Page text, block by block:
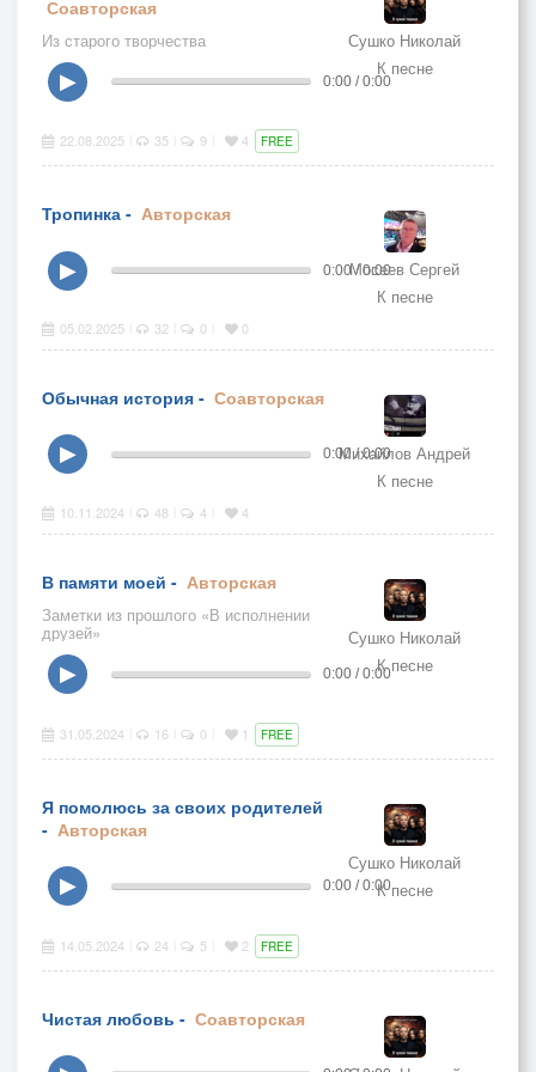
Соавторская
Из старого творчества
Сушко Николай
К песне
▶ 0:00 / 0:00
22.08.2025 35 9 4 FREE
Тропинка - Авторская
Мосеев Сергей
К песне
▶ 0:00 / 0:00
05.02.2025 32 0 0
Обычная история - Соавторская
Михайлов Андрей
К песне
▶ 0:00 / 0:00
10.11.2024 48 4 4
В памяти моей - Авторская
Заметки из прошлого «В исполнении
друзей»
Сушко Николай
К песне
▶ 0:00 / 0:00
31.05.2024 16 0 1 FREE
Я помолюсь за своих родителей
- Авторская
Сушко Николай
К песне
▶ 0:00 / 0:00
14.05.2024 24 5 2 FREE
Чистая любовь - Соавторская